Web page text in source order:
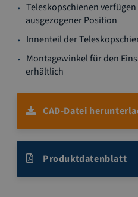
Anfang
der
Bildgalerie
Teleskopschienen
ausgezogener Position
Innenteil der
Montagewinkel für den
erhältlich
CAD-Datei
Produktdatenblatt